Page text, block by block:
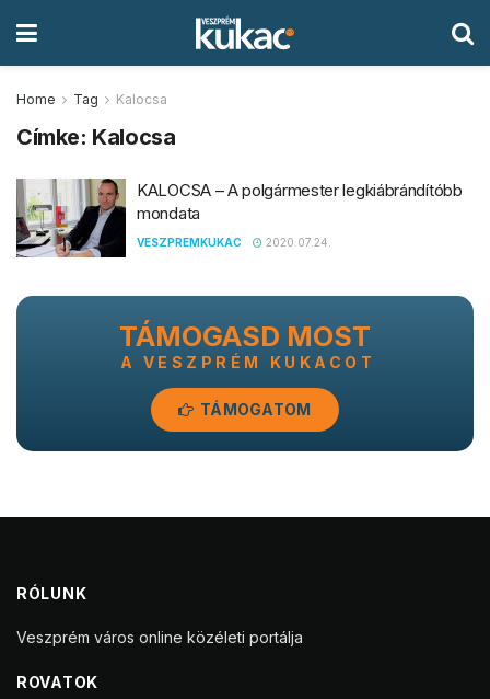
Home Tag Kalocsa
Címke: Kalocsa
KALOCSA – A polgármester legkiábrándítóbb
mondata
VESZPREMKUKAC 2020.07.24.
TÁMOGASD MOST
A VESZPRÉM KUKACOT
TÁMOGATOM
RÓLUNK
Veszprém város online közéleti portálja
ROVATOK